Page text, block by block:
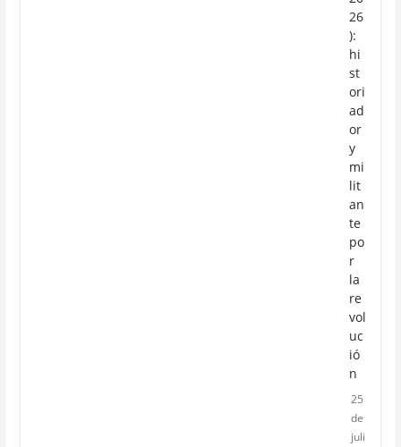
26
):
hi
st
ori
ad
or
y
mi
lit
an
te
po
r
la
re
vol
uc
ió
n
25
de
juli